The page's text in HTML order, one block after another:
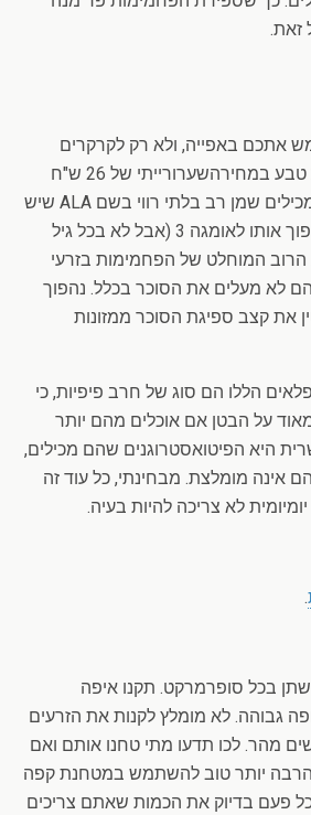
זאת.
אתכם באפייה, ולא רק לקרקרים
האלה שרואים בחנויות טבע במחירהשערורייתי של 26 ש"ח
למאה ג'. זרעי הפשתן מכילים שמן רב בלתי רווי בשם ALA שיש
אומרים שהגוף יכול להפוך אותו לאומגה 3 (אבל לא בכל גיל
הרוב המוחלט של הפחמימות בזרעי
הם לא מעלים את הסוכר בכלל. נהפוך
את קצב ספיגת הסוכר ממזונות
הללו הם סוג של חרב פיפיות, כי
על הבטן אם אוכלים מהם יותר
היא הפיטואסטרוגנים שהם מכילים,
אינה מומלצת. מבחינתי, כל עוד זה
לא צריכה להיות בעיה.
.
בכל סופרמרקט. תקנו איפה
גבוהה. לא מומלץ לקנות את הזרעים
מהר. לכו תדעו מתי טחנו אותם ואם
הרבה יותר טוב להשתמש במטחנת קפה
פעם בדיוק את הכמות שאתם צריכים